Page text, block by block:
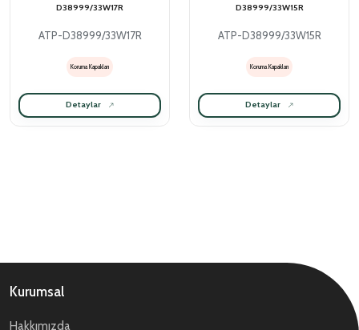
D38999/33W17R
ATP-D38999/33W17R
Koruma Kapakları
Detaylar
D38999/33W15R
ATP-D38999/33W15R
Koruma Kapakları
Detaylar
Kurumsal
Hakkımızda